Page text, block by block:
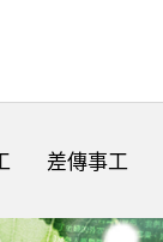
差傳事工